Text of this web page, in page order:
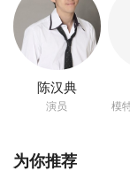
20240831
20240921
20241207
陈汉典
演员
为你推荐